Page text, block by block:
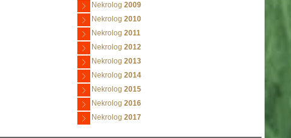
Nekrolog 2009
Nekrolog 2010
Nekrolog 2011
Nekrolog 2012
Nekrolog 2013
Nekrolog 2014
Nekrolog 2015
Nekrolog 2016
Nekrolog 2017